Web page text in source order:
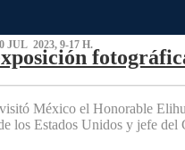
JUL 2023, 9-17 H.
México el Honorable
los Estados Unidos y jefe